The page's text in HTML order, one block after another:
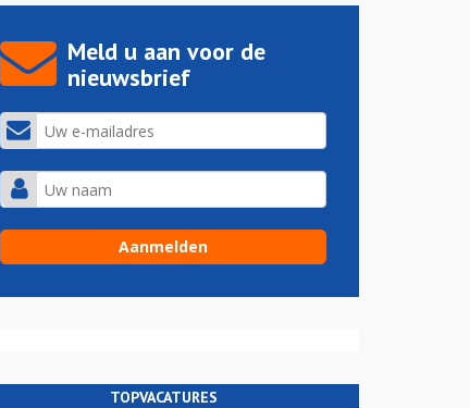
Meld u aan voor de
nieuwsbrief
TOPVACATURES